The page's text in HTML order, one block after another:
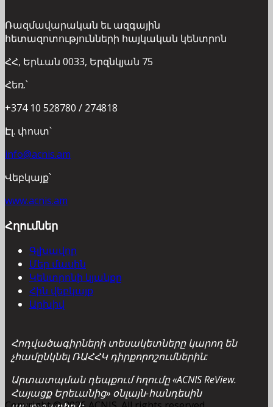
Ռազմավարական եւ ազգային
հետազոտությունների հայկական կենտրոն
ՀՀ, Երևան 0033, Երզնկյան 75
Հեռ.՝
+374 10 528780 / 274818
Էլ. փոստ՝
info@acnis.am
Վեբկայք՝
www.acnis.am
Հղումներ
Գլխավոր
Մեր մասին
Կենտրոնի կյանքը
Հին վեբկայք
Արխիվ
Հոդվածագիրների տեսակետները կարող են
չհամընկնել ՌԱՀՀԿ դիրքորոշումներին:
Արտատպման դեպքում հղումը «ACNIS ReView.
Հայացք Երեւանից» օնլայն-հանդեսին